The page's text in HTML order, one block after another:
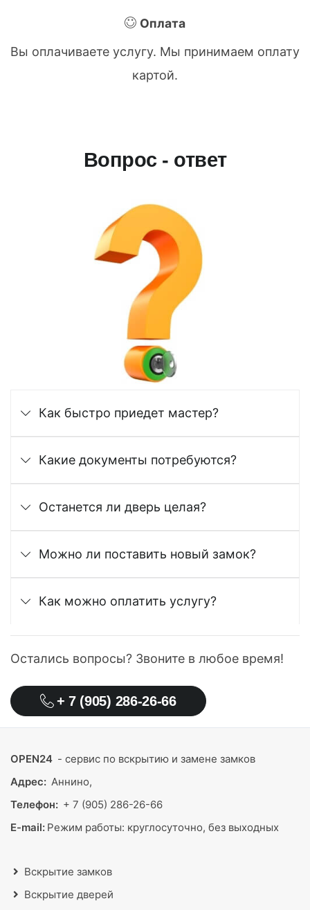
Оплата
Вы оплачиваете услугу. Мы принимаем оплату
картой.
Вопрос - ответ
Как быстро приедет мастер?
Какие документы потребуются?
Останется ли дверь целая?
Можно ли поставить новый замок?
Как можно оплатить услугу?
Остались вопросы? Звоните в любое время!
+ 7 (905) 286-26-66
OPEN24 - сервис по вскрытию и замене замков
Адрес: Аннино,
Телефон: + 7 (905) 286-26-66
E-mail: Режим работы: круглосуточно, без выходных
Вскрытие замков
Вскрытие дверей